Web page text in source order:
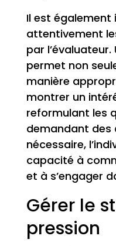
Il est
attentivement
par
permet non
manière
montrer un
reformulant les
demandant des
nécessaire,
capacité à
et à s’engager
Gérer le
pression